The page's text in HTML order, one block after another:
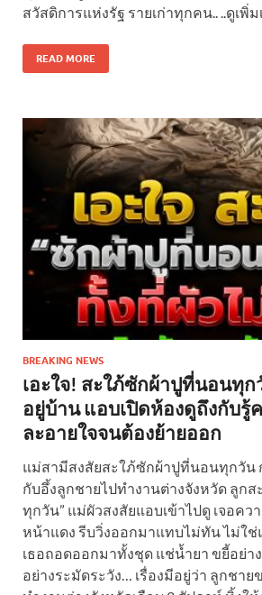
สวัสดิการแห่งรัฐ รายเก่าทุกคน.. ..ดูเพิ่ม
READ MORE
BREAKING NEWS
เอะใจ! สะใภ้ซักผ้าปูที่นอนทุ
อยู่บ้าน แอบเปิดห้องดูถึงกับรู้
ละอายใจจนต้องย้ายออก
แม่สามีสงสัยสะใภ้ซักผ้าปูที่นอนทุกวัน
กับอึ้งลูกชายไปทำงานต่างจังหวัด ลูก
ทุกวัน” แม่ผัวสงสัยแอบเข้าไปดู เจอคว
หน้าแดง รีบวิ่งออกมาแทบไม่ทัน ไม่ใ
เธอถอดออกมาทั้งชุด แช่น้ำยา ขยี้อย่า
อย่างระมัดระวัง… เรื่องมีอยู่ว่า ลูกชา